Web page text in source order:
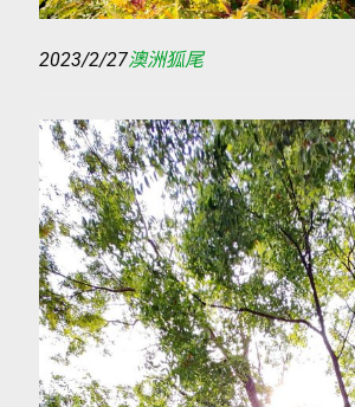
2023/2/27澳洲狐尾